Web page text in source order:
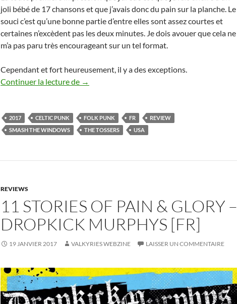
joli bébé de 17 chansons et que j’avais donc du pain sur la planche. Le
souci c’est qu’une bonne partie d’entre elles sont assez courtes et
certaines n’excèdent pas les deux minutes. Je dois avouer que cela ne
m’a pas paru très encourageant sur un tel format.
Cependant et fort heureusement, il y a des exceptions.
Continuer la lecture de The Tossers – Smash the Windows [FR]
→
2017 CELTIC PUNK FOLK PUNK FR
REVIEW
SMASH THE WINDOWS
THE TOSSERS USA
REVIEWS
11 STORIES OF PAIN & GLORY –
DROPKICK MURPHYS [FR]
19 JANVIER 2017 VALKYRIES WEBZINE LAISSER UN COMMENTAIRE